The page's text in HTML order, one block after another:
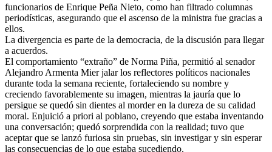
funcionarios de Enrique Peña Nieto, como han filtrado columnas
periodísticas, asegurando que el ascenso de la ministra fue gracias a
ellos.
La divergencia es parte de la democracia, de la discusión para llegar
a acuerdos.
El comportamiento “extraño” de Norma Piña, permitió al senador
Alejandro Armenta Mier jalar los reflectores políticos nacionales
durante toda la semana reciente, fortaleciendo su nombre y
creciendo favorablemente su imagen, mientras la jauría que lo
persigue se quedó sin dientes al morder en la dureza de su calidad
moral. Enjuició a priori al poblano, creyendo que estaba inventando
una conversación; quedó sorprendida con la realidad; tuvo que
aceptar que se lanzó furiosa sin pruebas, sin investigar y sin esperar
las consecuencias de lo que estaba sucediendo.